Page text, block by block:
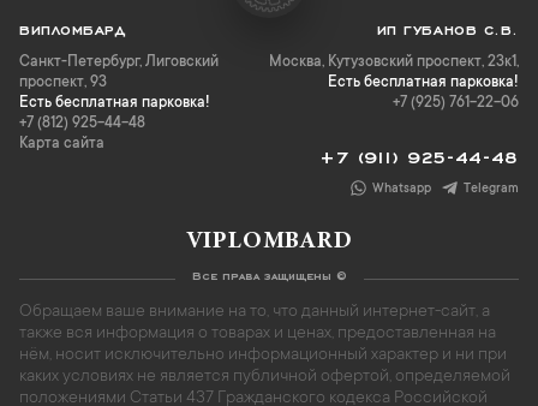
ВИПЛОМБАРД
Санкт-Петербург, Лиговский
проспект, 93
Есть бесплатная парковка!
+7 (812) 925-44-48
Карта сайта
ИП ГУБАНОВ С.В.
Москва, Кутузовский проспект, 23к1,
Есть бесплатная парковка!
+7 (925) 761-22-06
+7 (911) 925-44-48
Whatsapp Telegram
VIPLOMBARD
Все права защищены ©
Обращаем ваше внимание на то, что данный интернет-сайт, а
также вся информация о товарах и ценах, предоставленная на
нём, носит исключительно информационный характер и ни при
каких условиях не является публичной офертой, определяемой
положениями Статьи 437 Гражданского кодекса Российской